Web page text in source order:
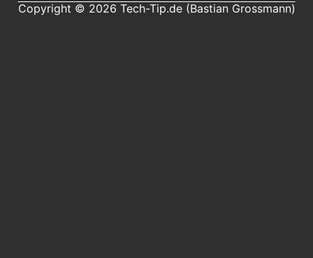
Copyright © 2026 Tech-Tip.de (Bastian Grossmann)